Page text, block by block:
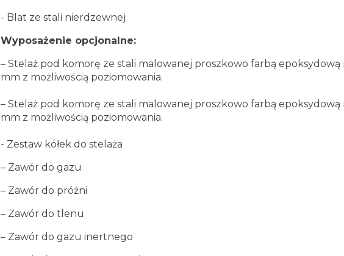
- Blat ze stali nierdzewnej
Wyposażenie opcjonalne:
– Stelaż pod komorę ze stali malowanej proszkowo farbą epoksydową
mm z możliwością poziomowania.
– Stelaż pod komorę ze stali malowanej proszkowo farbą epoksydową
mm z możliwością poziomowania.
- Zestaw kółek do stelaża
– Zawór do gazu
– Zawór do próżni
– Zawór do tlenu
– Zawór do gazu inertnego